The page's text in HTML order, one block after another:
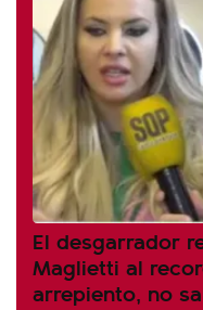
El desgarrador
Maglietti al
arrepiento, no